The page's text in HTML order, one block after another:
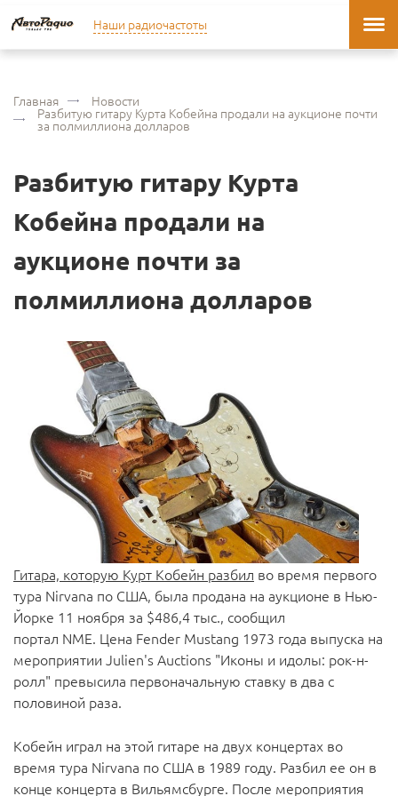
Наши радиочастоты
Главная Новости
Разбитую гитару Курта Кобейна продали на аукционе почти
за полмиллиона долларов
Разбитую гитару Курта
Кобейна продали на
аукционе почти за
полмиллиона долларов
Гитара, которую Курт Кобейн разбил во время первого
тура Nirvana по США, была продана на аукционе в Нью-
Йорке 11 ноября за $486,4 тыс., сообщил
портал NME. Цена Fender Mustang 1973 года выпуска на
мероприятии Julien's Auctions "Иконы и идолы: рок-н-
ролл" превысила первоначальную ставку в два с
половиной раза.
Кобейн играл на этой гитаре на двух концертах во
время тура Nirvana по США в 1989 году. Разбил ее он в
конце концерта в Вильямсбурге. После мероприятия